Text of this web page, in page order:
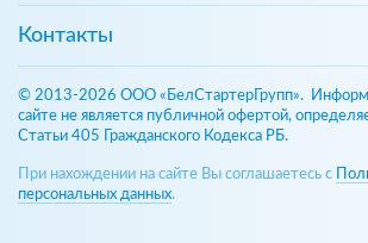
Контакты
© 2013-2026 ООО «БелСтартерГрупп».
сайте не является публичной офертой,
Статьи 405 Гражданского Кодекса РБ.
При нахождении на сайте Вы соглашаетесь с
персональных данных.